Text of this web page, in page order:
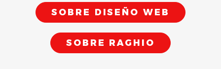
SOBRE DISEÑO WEB
SOBRE RAGHIO